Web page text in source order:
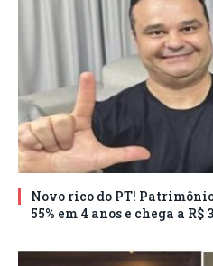
Novo rico do PT!
55% em 4 anos e chega a R$